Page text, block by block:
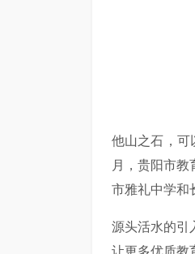
他山之石，可
月，贵阳市
市雅礼中学和
源头活水的引
让更多优质教